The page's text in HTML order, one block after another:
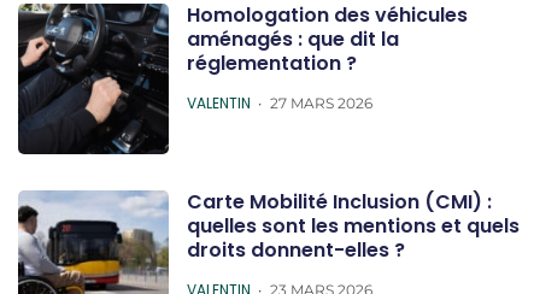
Homologation des véhicules
aménagés : que dit la
réglementation ?
POSTED
VALENTIN 27 MARS 2026
Carte Mobilité Inclusion (CMI) :
quelles sont les mentions et quels
droits donnent-elles ?
POSTED
VALENTIN 23 MARS 2026